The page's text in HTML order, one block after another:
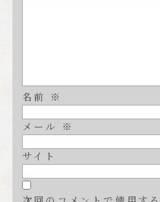
名前 ※
メール ※
サイト